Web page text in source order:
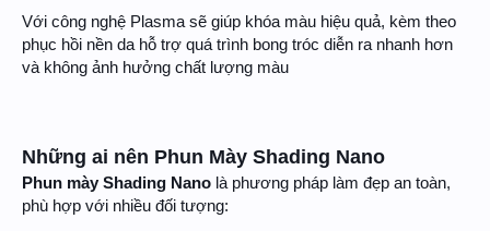
Với công nghệ Plasma sẽ giúp khóa màu hiệu quả, kèm theo
phục hồi nền da hỗ trợ quá trình bong tróc diễn ra nhanh hơn
và không ảnh hưởng chất lượng màu
Những ai nên Phun Mày Shading Nano
Phun mày Shading Nano là phương pháp làm đẹp an toàn,
phù hợp với nhiều đối tượng: